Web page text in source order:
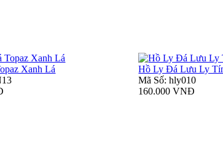
Xanh Lá
Hồ Ly Đá Lưu Ly
Mã Số: hly010
160.000 VNĐ